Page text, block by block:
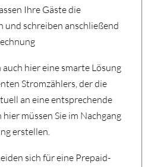
Ihre Gäste die
und schreiben anschließend
auch hier eine smarte Lösung
Stromzählers, der die
an eine entsprechende
müssen Sie im Nachgang
erstellen.
sich für eine Prepaid-